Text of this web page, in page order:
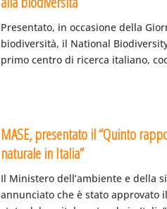
Presentato, in occasione della
biodiversità, il National
primo centro di ricerca italiano,
MASE, presentato il “Quinto
naturale in Italia”
Il Ministero dell’ambiente e della
annunciato che è stato approvato